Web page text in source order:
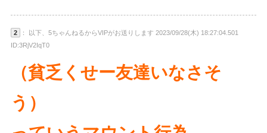
2
： 以下、5ちゃんねるからVIPがお送りします 2023/09/28(木) 18:27:04.501
ID:3RjV2IqT0
（貧乏くせー友達いなさそ
う）